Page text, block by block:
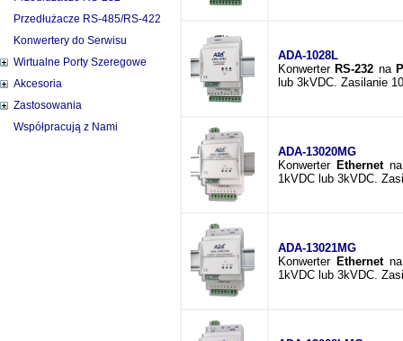
Przedłużacze RS-485/RS-422
Konwertery do Serwisu
Wirtualne Porty Szeregowe
Akcesoria
Zastosowania
Współpracują z Nami
ADA-1028L
Konwerter RS-232 na
lub 3kVDC. Zasilanie
ADA-13020MG
Konwerter Ethernet
1kVDC lub 3kVDC.
ADA-13021MG
Konwerter Ethernet
1kVDC lub 3kVDC.